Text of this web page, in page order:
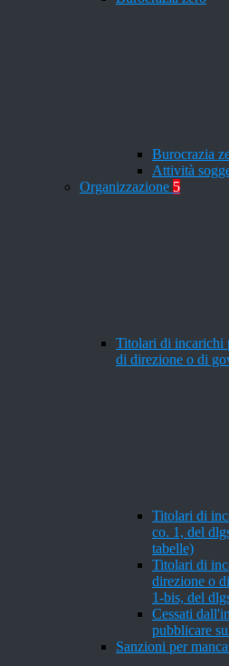
Burocrazia
Attività
Organizzazione 5
Titolari di incarichi
di direzione o di
Titolari di
co. 1, del
tabelle)
Titolari di
direzione o
1-bis, del
Cessati
pubblicare
Sanzioni per